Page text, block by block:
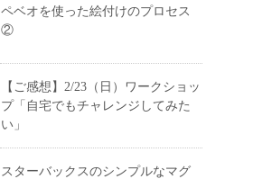
ペベオを使った絵付けのプロセス
②
【ご感想】2/23（日）ワークショッ
プ「自宅でもチャレンジしてみた
い」
スターバックスのシンプルなマグ